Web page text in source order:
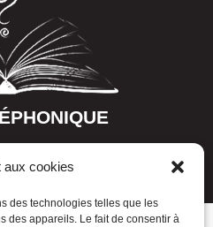
aux cookies
des technologies telles que les
des appareils. Le fait de consentir à